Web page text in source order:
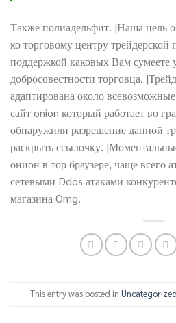
Также полиадельфит. |Наша цель
ко торговому центру
поддержкой каковых Вам сумеете
добросовестности торговца.
адаптирована около
сайт onion который работает во
обнаружили разрешение данной
раскрыть ссылочку.
онион в тор браузере, чаще всего
сетевыми Ddos атаками
магазина Omg.
This entry was posted in Uncategorized